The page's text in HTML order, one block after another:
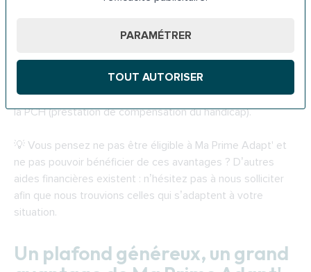
PARAMÉTRER
TOUT AUTORISER
les seniors âgés de 60 à 69 ans
stade Gir 1, 2, 3, 4, 5 ou 6. Les personnes handicapées
également, sans condition d’âge, mais attestant d’un
taux d’incapacité d’au minimum 50 % ou d’une éligibilité à
la PCH (prestation de compensation du handicap).
💡 Vous pensez ne pas être éligible à Ma Prime Adapt' et
ne pas pouvoir bénéficier de ces avantages ? D’autres
aides financières existent : n’hésitez pas à nous solliciter
afin que nous trouvions celles qui s’adaptent à votre
situation.
Un plafond généreux, un grand